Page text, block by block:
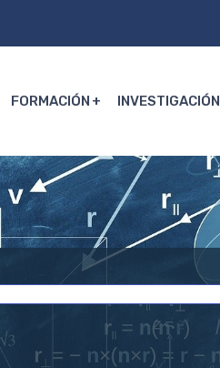
FORMACIÓN INVESTIGACIÓN